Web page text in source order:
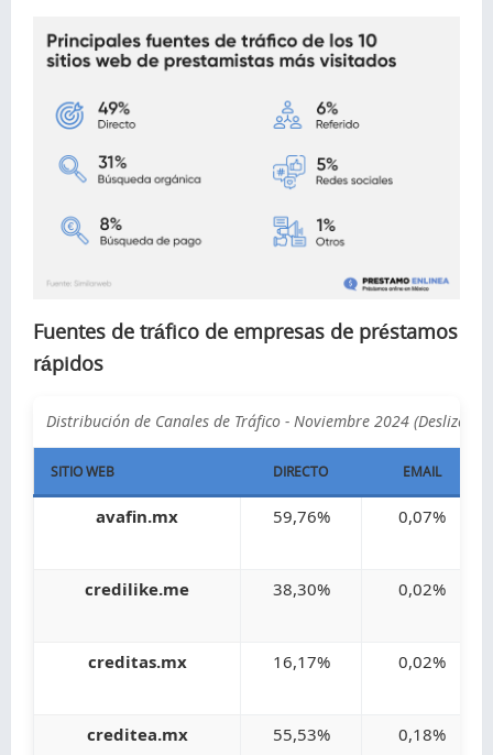
Fuentes de tráfico de empresas de préstamos
rápidos
Distribución de Canales de Tráfico - Noviembre 2024 (Desliza
SITIO WEB DIRECTO EMAIL
avafin.mx 59,76% 0,07%
credilike.me 38,30% 0,02%
creditas.mx 16,17% 0,02%
creditea.mx 55,53% 0,18%